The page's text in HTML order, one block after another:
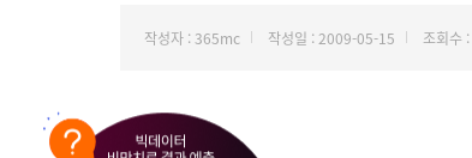
작성자 : 365mc 작성일 : 2009-05-15 조회수